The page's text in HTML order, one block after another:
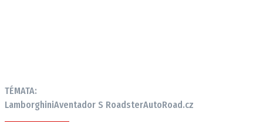
TÉMATA:
LamborghiniAventador S RoadsterAutoRoad.cz